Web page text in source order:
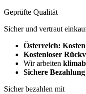
Geprüfte Qualität
Sicher und vertraut
Österreich:
Kostenloser
Wir arbeiten
Sichere Bezahlung
Sicher bezahlen mit